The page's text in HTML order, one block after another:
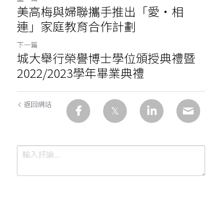
美高梅與婦聯攜手推出「愛‧相
連」家庭教育合作計劃
下一篇
城大舉行榮譽博士學位頒授典禮暨
2022/2023學年畢業典禮
返回網站